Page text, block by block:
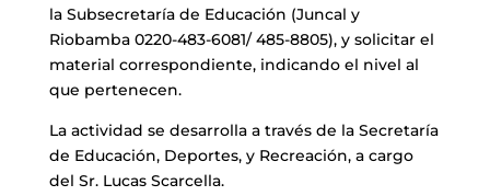
la Subsecretaría de Educación (Juncal y
Riobamba 0220-483-6081/ 485-8805), y solicitar el
material correspondiente, indicando el nivel al
que pertenecen.
La actividad se desarrolla a través de la Secretaría
de Educación, Deportes, y Recreación, a cargo
del Sr. Lucas Scarcella.